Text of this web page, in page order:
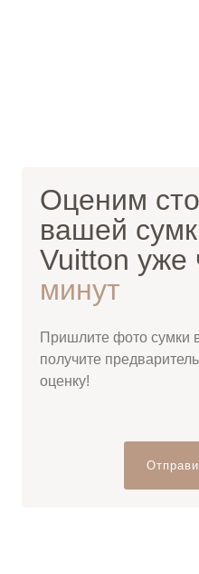
Оценим
вашей
Vuitton уже
минут
Пришлите фото сумки
получите
оценку!